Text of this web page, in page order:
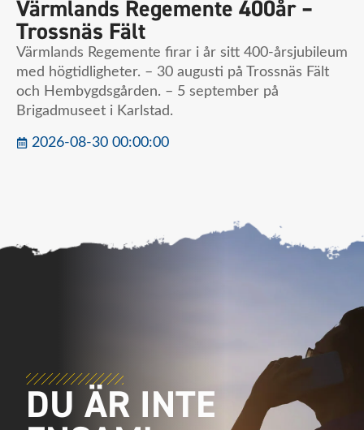
Värmlands Regemente 400år –
Trossnäs Fält
Värmlands Regemente firar i år sitt 400-årsjubileum
med högtidligheter. – 30 augusti på Trossnäs Fält
och Hembygdsgården. – 5 september på
Brigadmuseet i Karlstad.
2026-08-30 00:00:00
DU ÄR INTE